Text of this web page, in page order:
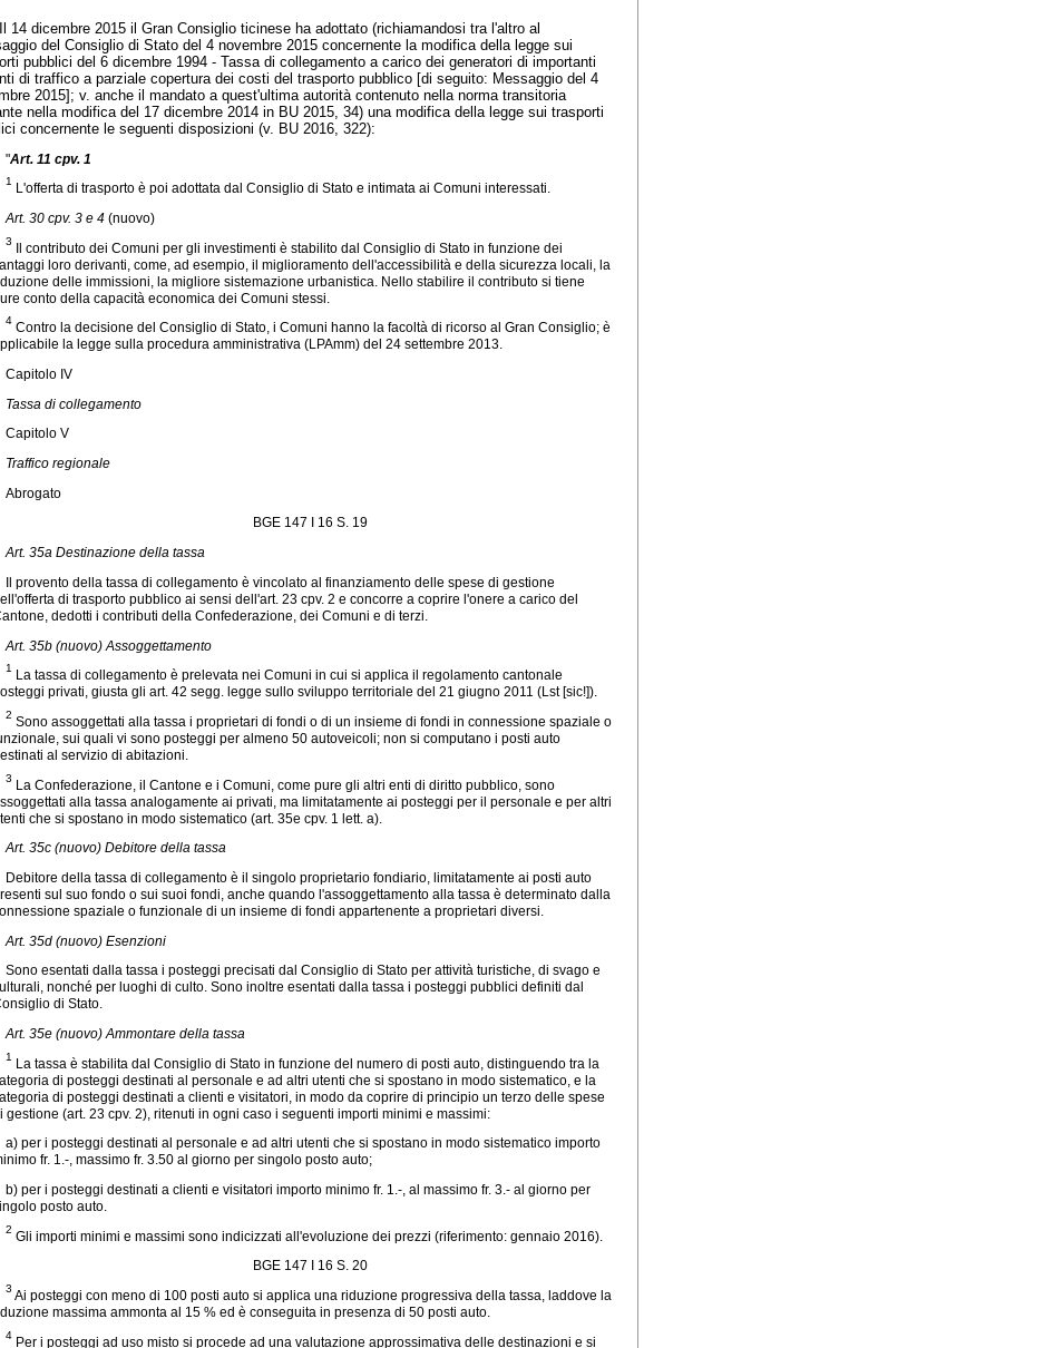
Il 14 dicembre 2015 il Gran Consiglio ticinese ha adottato (richiamandosi tra l'altro al
del Consiglio di Stato del 4 novembre 2015 concernente la modifica della legge sui
pubblici del 6 dicembre 1994 - Tassa di collegamento a carico dei generatori di importanti
di traffico a parziale copertura dei costi del trasporto pubblico [di seguito: Messaggio del 4
2015]; v. anche il mandato a quest'ultima autorità contenuto nella norma transitoria
nella modifica del 17 dicembre 2014 in BU 2015, 34) una modifica della legge sui trasporti
concernente le seguenti disposizioni (v. BU 2016, 322):
"Art. 11 cpv. 1
1 L'offerta di trasporto è poi adottata dal Consiglio di Stato e intimata ai Comuni interessati.
Art. 30 cpv. 3 e 4 (nuovo)
3 Il contributo dei Comuni per gli investimenti è stabilito dal Consiglio di Stato in funzione dei
loro derivanti, come, ad esempio, il miglioramento dell'accessibilità e della sicurezza locali, la
delle immissioni, la migliore sistemazione urbanistica. Nello stabilire il contributo si tiene
conto della capacità economica dei Comuni stessi.
4 Contro la decisione del Consiglio di Stato, i Comuni hanno la facoltà di ricorso al Gran Consiglio; è
la legge sulla procedura amministrativa (LPAmm) del 24 settembre 2013.
Capitolo IV
Tassa di collegamento
Capitolo V
Traffico regionale
Abrogato
BGE 147 I 16 S. 19
Art. 35a Destinazione della tassa
Il provento della tassa di collegamento è vincolato al finanziamento delle spese di gestione
di trasporto pubblico ai sensi dell'art. 23 cpv. 2 e concorre a coprire l'onere a carico del
dedotti i contributi della Confederazione, dei Comuni e di terzi.
Art. 35b (nuovo) Assoggettamento
1
La tassa di collegamento è prelevata nei Comuni in cui si applica il regolamento cantonale
privati, giusta gli art. 42 segg. legge sullo sviluppo territoriale del 21 giugno 2011 (Lst [sic!]).
2 Sono assoggettati alla tassa i proprietari di fondi o di un insieme di fondi in connessione spaziale o
sui quali vi sono posteggi per almeno 50 autoveicoli; non si computano i posti auto
al servizio di abitazioni.
3 La Confederazione, il Cantone e i Comuni, come pure gli altri enti di diritto pubblico, sono
alla tassa analogamente ai privati, ma limitatamente ai posteggi per il personale e per altri
che si spostano in modo sistematico (art. 35e cpv. 1 lett. a).
Art. 35c (nuovo) Debitore della tassa
Debitore della tassa di collegamento è il singolo proprietario fondiario, limitatamente ai posti auto
sul suo fondo o sui suoi fondi, anche quando l'assoggettamento alla tassa è determinato dalla
spaziale o funzionale di un insieme di fondi appartenente a proprietari diversi.
Art. 35d (nuovo) Esenzioni
Sono esentati dalla tassa i posteggi precisati dal Consiglio di Stato per attività turistiche, di svago e
nonché per luoghi di culto. Sono inoltre esentati dalla tassa i posteggi pubblici definiti dal
di Stato.
Art. 35e (nuovo) Ammontare della tassa
1 La tassa è stabilita dal Consiglio di Stato in funzione del numero di posti auto, distinguendo tra la
di posteggi destinati al personale e ad altri utenti che si spostano in modo sistematico, e la
di posteggi destinati a clienti e visitatori, in modo da coprire di principio un terzo delle spese
gestione (art. 23 cpv. 2), ritenuti in ogni caso i seguenti importi minimi e massimi:
a) per i posteggi destinati al personale e ad altri utenti che si spostano in modo sistematico importo
fr. 1.-, massimo fr. 3.50 al giorno per singolo posto auto;
b) per i posteggi destinati a clienti e visitatori importo minimo fr. 1.-, al massimo fr. 3.- al giorno per
posto auto.
2 Gli importi minimi e massimi sono indicizzati all'evoluzione dei prezzi (riferimento: gennaio 2016).
BGE 147 I 16 S. 20
3 Ai posteggi con meno di 100 posti auto si applica una riduzione progressiva della tassa, laddove la
massima ammonta al 15 % ed è conseguita in presenza di 50 posti auto.
4 Per i posteggi ad uso misto si procede ad una valutazione approssimativa delle destinazioni e si